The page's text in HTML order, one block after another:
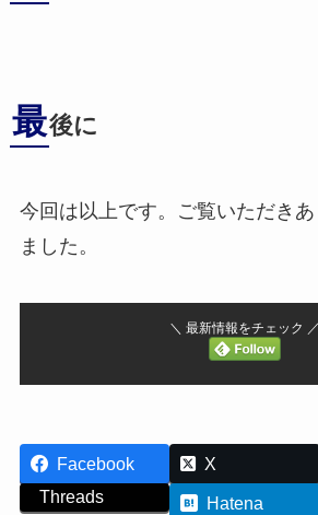
最後に
今回は以上です。ご覧いただき
ました。
＼ 最新情報をチェック ／
Facebook X
Threads
Hatena